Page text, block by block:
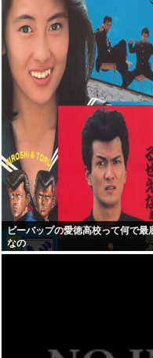
ビーバップの愛徳高校って何で
なの